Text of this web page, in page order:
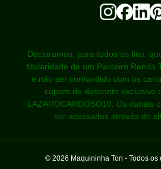
Declaramos, para todos os fins,
titularidade de um Parceiro Renda
e não ser confundido com os
cupom de desconto exclusivo
LAZAROCARDOSO10. Os canais
ser acessados através do
© 2026 Maquininha Ton - Todos